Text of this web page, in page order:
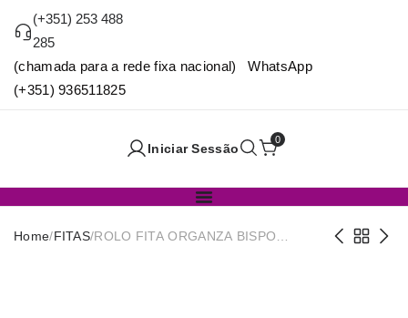
(+351) 253 488
285
(chamada para a rede fixa nacional) WhatsApp
(+351) 936511825
Iniciar Sessão
0
Home/FITAS/ROLO FITA ORGANZA BISPO